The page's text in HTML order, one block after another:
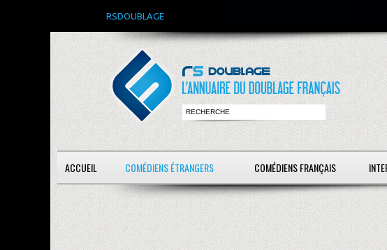
RSDOUBLAGE
ACCUEIL COMÉDIENS ÉTRANGERS COMÉDIENS FRANÇAIS